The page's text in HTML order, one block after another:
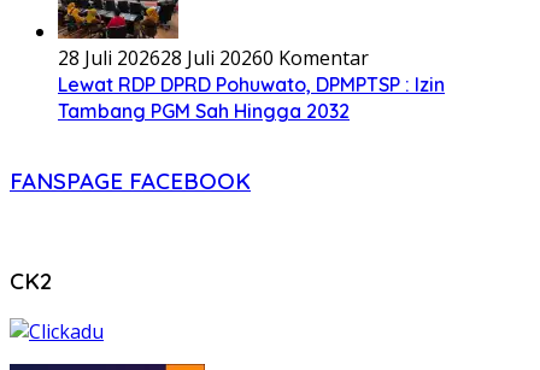
28 Juli 202628 Juli 20260 Komentar
Lewat RDP DPRD Pohuwato, DPMPTSP : Izin
Tambang PGM Sah Hingga 2032
FANSPAGE FACEBOOK
CK2